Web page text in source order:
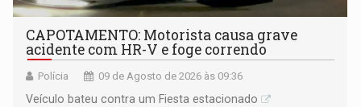
CAPOTAMENTO: Motorista causa grave
acidente com HR-V e foge correndo
Polícia 09 de Agosto de 2026 às 09:36
Veículo bateu contra um Fiesta estacionado